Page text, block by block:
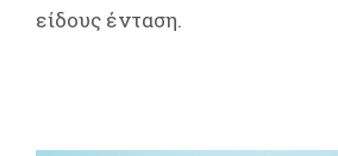
είδους ένταση.